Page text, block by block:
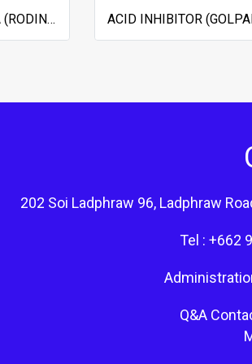
BONDERITE S-AD31A (RODINE 31 A) ACID INHIBITOR
202 Soi Ladphraw 96, Ladphraw
Tel : +662
Q&A